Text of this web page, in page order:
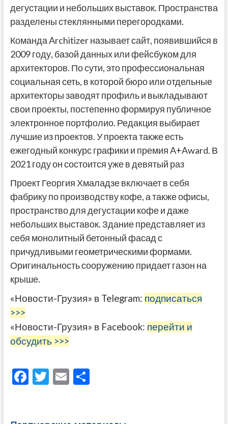
дегустации и небольших выставок. Пространства
разделены стеклянными перегородками.
Команда Architizer называет сайт, появившийся в
2009 году, базой данных или фейсбуком для
архитекторов. По сути, это профессиональная
социальная сеть, в которой бюро или отдельные
архитекторы заводят профиль и выкладывают
свои проекты, постепенно формируя публичное
электронное портфолио. Редакция выбирает
лучшие из проектов. У проекта также есть
ежегодный конкурс графики и премия A+Award. В
2021 году он состоится уже в девятый раз
Проект Георгия Хмаладзе включает в себя
фабрику по производству кофе, а также офисы,
пространство для дегустации кофе и даже
небольших выставок. Здание представляет из
себя монолитный бетонный фасад с
причудливыми геометрическими формами.
Оригинальность сооружению придает газон на
крыше.
«Новости-Грузия» в Telegram: подписаться
>>>
«Новости-Грузия» в Facebook: перейти и
обсудить >>>
F T E О